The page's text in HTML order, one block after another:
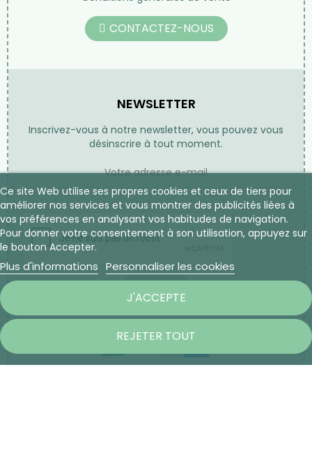
Ce site Web utilise ses propres cookies et ceux de tiers pour
améliorer nos services et vous montrer des publicités liées à
vos préférences en analysant vos habitudes de navigation.
Pour donner votre consentement à son utilisation, appuyez sur
le bouton Accepter.
Plus d'informations Personnaliser les cookies
REJETER TOUT
J'ACCEPTE
CONTACTEZ-NOUS
NEWSLETTER
Inscrivez-vous à notre newsletter, vous pouvez vous
désinscrire à tout moment.